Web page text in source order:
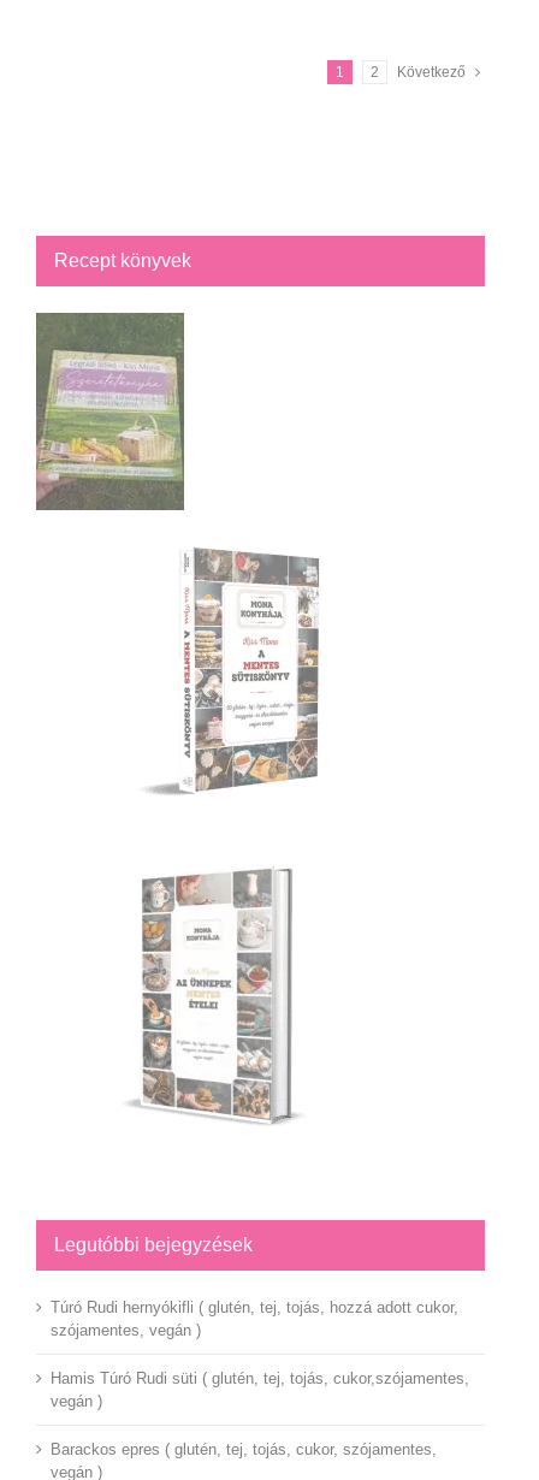
1 2 Következő
Recept könyvek
Legutóbbi bejegyzések
Túró Rudi hernyókifli ( glutén, tej, tojás, hozzá adott cukor,
szójamentes, vegán )
Hamis Túró Rudi süti ( glutén, tej, tojás, cukor,szójamentes,
vegán )
Barackos epres ( glutén, tej, tojás, cukor, szójamentes,
vegán )